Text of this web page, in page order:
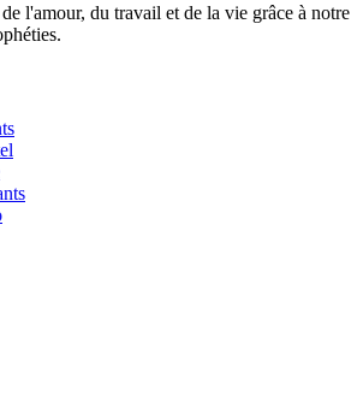
l'amour, du travail et de la vie grâce à notre